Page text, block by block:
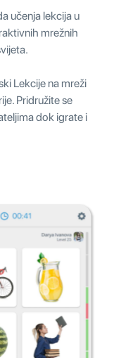
učenja lekcija u
mrežnih
Lekcije na mreži
Pridružite se
dok igrate i